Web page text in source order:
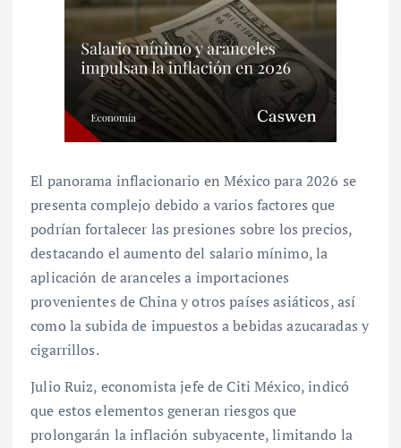
El panorama inflacionario en México para 2026 se
presenta complejo debido a varios factores que
podrían fortalecer las presiones sobre los precios,
destacando el aumento del salario mínimo, la
aplicación de aranceles a importaciones
provenientes de China y otros países asiáticos, así
como la subida de impuestos a bebidas azucaradas y
cigarrillos.
Julio Ruiz, economista jefe de Citi México, indicó
que estos elementos generan riesgos que
prolongarán la inflación subyacente, limitando la